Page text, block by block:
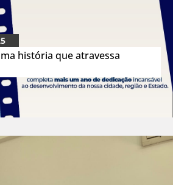
história que atravessa